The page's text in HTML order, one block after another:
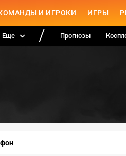
И ИГРОКИ ИГРЫ
Еще Прогнозы